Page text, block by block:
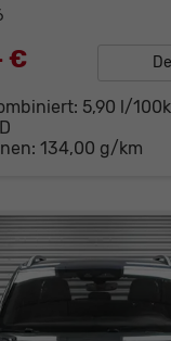
€
5,90 l/
D
134,00 g/km